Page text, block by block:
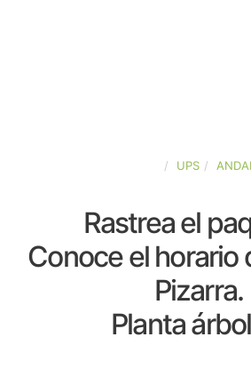
UPS
Rastrea el
Conoce el horario
Pizarra.
Planta